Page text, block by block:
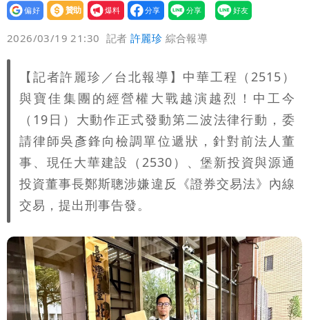
舉 停用誰負責？
「民間買到1500萬劑BNT補疫苗缺
口」 徐巧芯：民進黨當年刻意阻擋
陳妍希9歲兒暴風抽高 帥氣正面曝遺傳
父母好基因
設為
贊助
我要
爆料
2026/03/19 21:30 記者許麗珍 綜合報導
【記者許麗珍／台北報導】中華工程（2515）
與寶佳集團的經營權大戰越演越烈！中工今
（19日）大動作正式發動第二波法律行動，委
請律師吳彥鋒向檢調單位遞狀，針對前法人董
事、現任大華建設（2530）、堡新投資與源通
投資董事長鄭斯聰涉嫌違反《證券交易法》內線
交易，提出刑事告發。